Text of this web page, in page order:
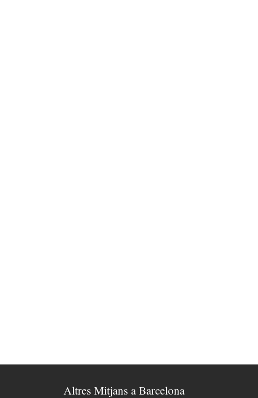
Altres Mitjans a Barcelona